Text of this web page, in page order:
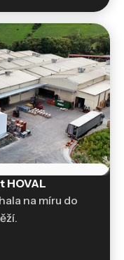
HOVAL
na míru do